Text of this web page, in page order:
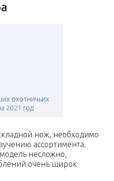
охотничьих
2021 год
нож, необходимо
ассортимента.
несложно,
очень широк